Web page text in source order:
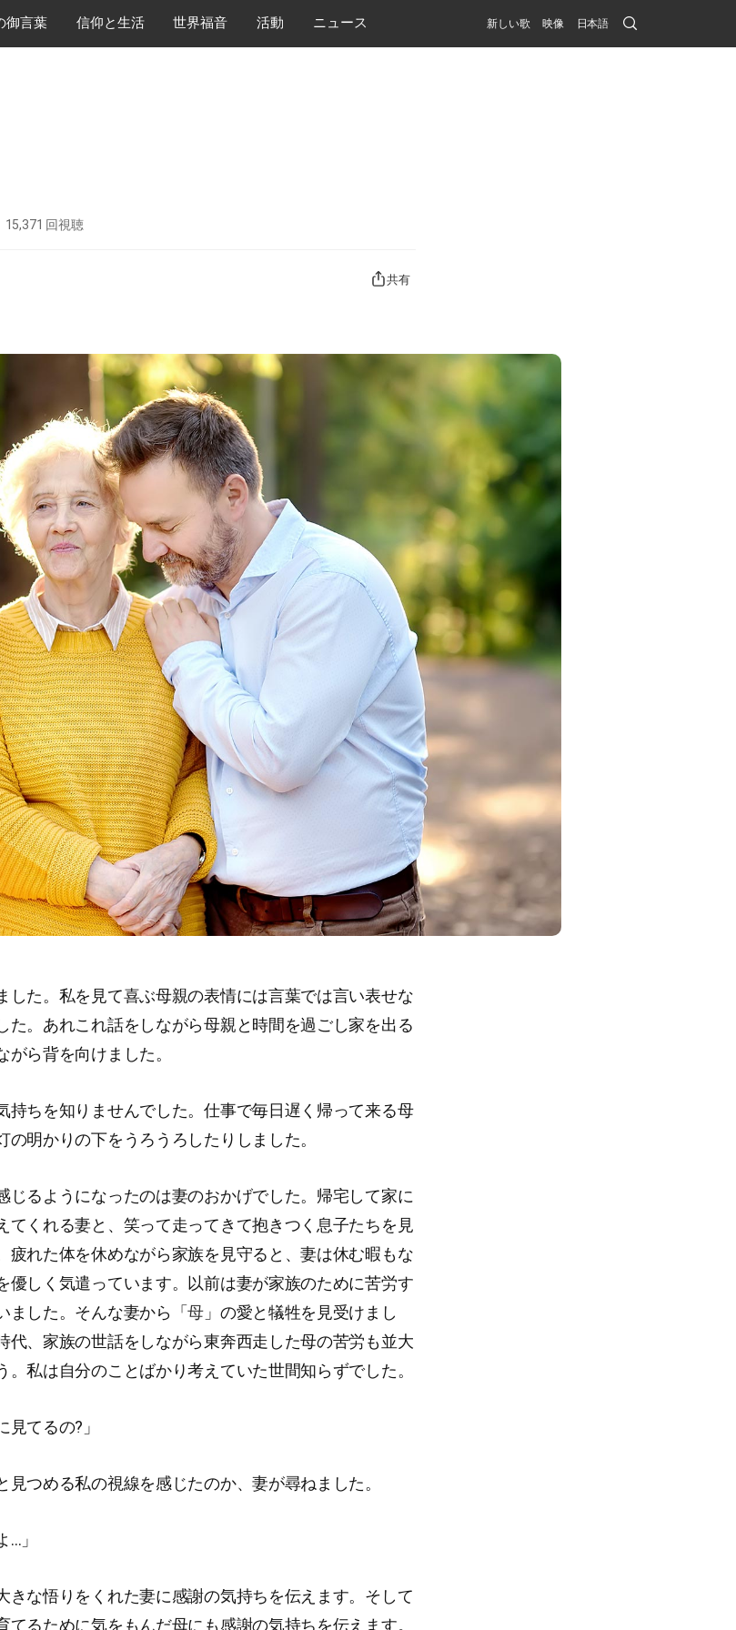
御言葉 ​信仰と生活 世界福音 活動 ニュース 新しい歌 映像 日本語 Search
Submit
15,371 回視聴
共有
した。私を見て喜ぶ母親の表情には言葉では言い表せな
た。あれこれ話をしながら母親と時間を過ごし家を出る
がら背を向けました。
持ちを知りませんでした。仕事で毎日遅く帰って来る母
の明かりの下をうろうろしたりしました。
じるようになったのは妻のおかげでした。帰宅して家に
てくれる妻と、笑って走ってきて抱きつく息子たちを見
疲れた体を休めながら家族を見守ると、妻は休む暇もな
優しく気遣っています。以前は妻が家族のために苦労す
ました。そんな妻から「母 」の愛と犠牲を見受けまし
代、家族の世話をしながら東奔西走した母の苦労も並大
。私は自分のことばかり考えていた世間知らずでした。
見てるの?」
見つめる私の視線を感じたのか、妻が尋ねました。
…」
きな悟りをくれた妻に感謝の気持ちを伝えます。そして
てるために気をもんだ母にも感謝の気持ちを伝えます。